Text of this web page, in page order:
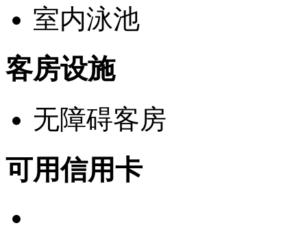
室内泳池
客房设施
无障碍客房
可用信用卡